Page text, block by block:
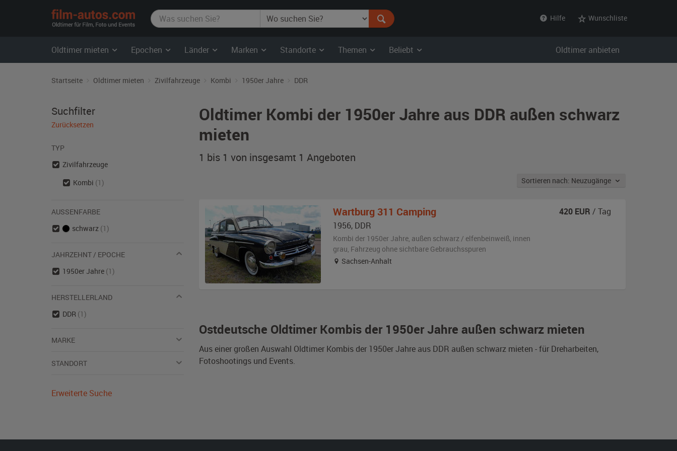
film-
autos.com
Hilfe Wunschliste
Oldtimer mieten Epochen Länder Marken Standorte Themen Beliebt Oldtimer anbieten
Startseite Oldtimer mieten Zivilfahrzeuge Kombi 1950er Jahre DDR
Oldtimer Kombi der 1950er Jahre aus DDR außen schwarz
mieten
1 bis 1 von insgesamt 1 Angeboten
Sortieren nach: Neuzugänge
Ostdeutsche Oldtimer Kombis der 1950er Jahre außen schwarz mieten
Aus einer großen Auswahl Oldtimer Kombis der 1950er Jahre aus DDR außen schwarz mieten - für Dreharbeiten,
Fotoshootings und Events.
Wartburg 311 Camping
1956, DDR
Kombi der 1950er Jahre, außen schwarz / elfenbeinweiß, innen
grau, Fahrzeug ohne sichtbare Gebrauchsspuren
Sachsen-Anhalt
420 EUR / Tag
Suchfilter
Zurücksetzen
TYP
Zivilfahrzeuge
Kombi (1)
AUSSENFARBE
schwarz (1)
JAHRZEHNT / EPOCHE
1950er Jahre (1)
HERSTELLERLAND
DDR (1)
MARKE
STANDORT
Erweiterte Suche